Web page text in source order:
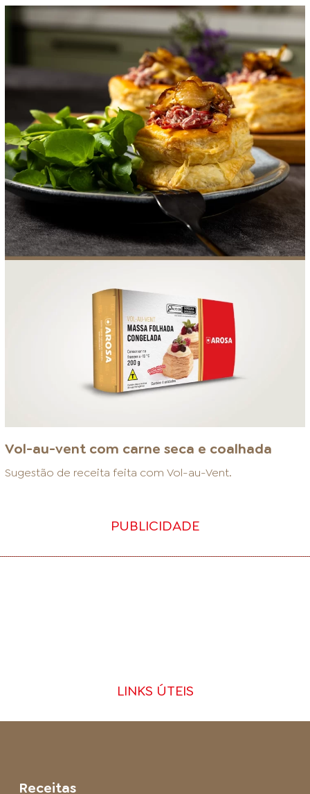
Vol-au-vent com carne seca e coalhada
Sugestão de receita feita com Vol-au-Vent.
PUBLICIDADE
LINKS ÚTEIS
Receitas